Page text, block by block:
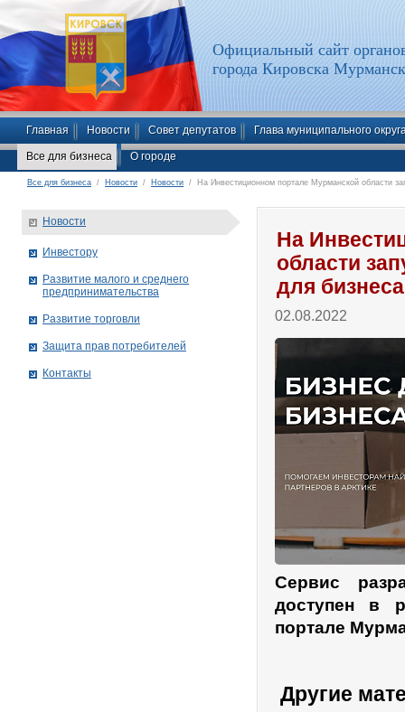
Официальный сайт
города Кировска
Главная Новости Совет депутатов Глава муниципального
Все для бизнеса О городе
Все для бизнеса / Новости / Новости / На Инвестиционном портале Мурманской области
На
области
для
02.08.2022
Сервис
доступен в
портале
Другие
Новости
Инвестору
Развитие малого и среднего
предпринимательства
Развитие торговли
Защита прав потребителей
Контакты